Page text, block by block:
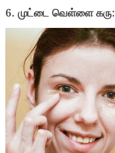
6. முட்டை வெள்ளை கரு: